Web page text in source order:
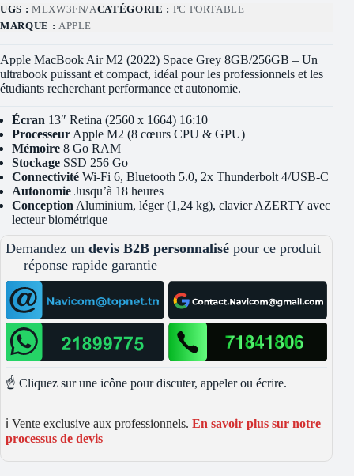
UGS : MLXW3FN/ACATÉGORIE : PC PORTABLE
MARQUE : APPLE
Apple MacBook Air M2 (2022) Space Grey 8GB/256GB – Un
ultrabook puissant et compact, idéal pour les professionnels et les
étudiants recherchant performance et autonomie.
Écran 13″ Retina (2560 x 1664) 16:10
Processeur Apple M2 (8 cœurs CPU & GPU)
Mémoire 8 Go RAM
Stockage SSD 256 Go
Connectivité Wi-Fi 6, Bluetooth 5.0, 2x Thunderbolt 4/USB-C
Autonomie Jusqu’à 18 heures
Conception Aluminium, léger (1,24 kg), clavier AZERTY avec
lecteur biométrique
Demandez un devis B2B personnalisé pour ce produit
— réponse rapide garantie
☝️ Cliquez sur une icône pour discuter, appeler ou écrire.
ℹ️ Vente exclusive aux professionnels. En savoir plus sur notre
processus de devis